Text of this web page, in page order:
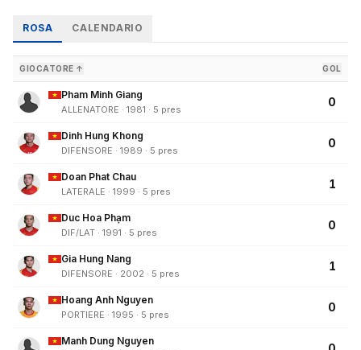
ROSA CALENDARIO
GIOCATORE ↑ GOL
Pham Minh Giang
ALLENATORE · 1981 · 5 pres
0
Dinh Hung Khong
DIFENSORE · 1989 · 5 pres
0
Doan Phat Chau
LATERALE · 1999 · 5 pres
1
Duc Hoa Phạm
DIF/LAT · 1991 · 5 pres
0
Gia Hung Nang
DIFENSORE · 2002 · 5 pres
1
Hoang Anh Nguyen
PORTIERE · 1995 · 5 pres
0
Manh Dung Nguyen